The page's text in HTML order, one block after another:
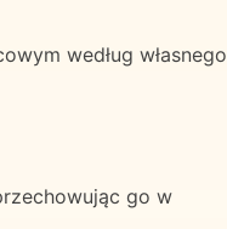
według własnego
go w